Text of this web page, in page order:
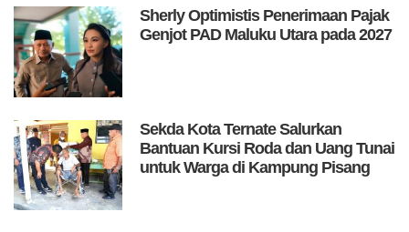
Sherly Optimistis Penerimaan Pajak
Genjot PAD Maluku Utara pada 2027
Sekda Kota Ternate Salurkan
Bantuan Kursi Roda dan Uang Tunai
untuk Warga di Kampung Pisang